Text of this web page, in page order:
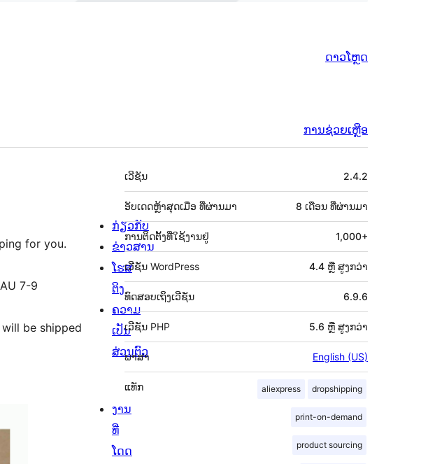
ດາວໂຫຼດ
ການຊ່ວຍເຫຼືອ
for you.
7-9
be shipped
ຂໍ້ມູນ
ກຳກັບ
(Meta)
ເວີຊັນ 2.4.2
ອັບເດດຫຼ້າສຸດເມື່ອ 8 ເດືອນ ທີ່ຜ່ານມາ
ທີ່ຜ່ານມາ
ການຕິດຕັ້ງທີ່ໃຊ້ງານຢູ່ 1,000+
ເວີຊັນ WordPress 4.4 ຫຼື ສູງກວ່າ
ທົດສອບເຖິງເວີຊັນ 6.9.6
ເວີຊັນ PHP 5.6 ຫຼື ສູງກວ່າ
ພາສາ English (US)
ແທັກ aliexpress dropshipping
print-on-demand
product sourcing
ກ່ຽວກັບ
ຂ່າວສານ
ໂຮສ
ຕິງ
ຄວາມ
ເປັນ
ສ່ວນຕົວ
ງານ
ທີ່
ໂດດ